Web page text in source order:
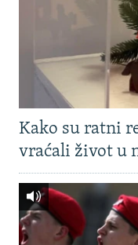
Kako su ratni
vraćali život u